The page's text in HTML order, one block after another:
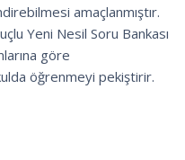
amaçlanmıştır.
Yeni Nesil Soru Bankası
göre
öğrenmeyi pekiştirir.